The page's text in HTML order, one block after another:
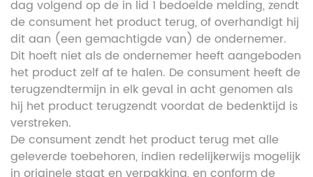
dag volgend op de in lid 1 bedoelde melding, zendt
de consument het product terug, of overhandigt hij
dit aan (een gemachtigde van) de ondernemer.
Dit hoeft niet als de ondernemer heeft aangeboden
het product zelf af te halen. De consument heeft de
terugzendtermijn in elk geval in acht genomen als
hij het product terugzendt voordat de bedenktijd is
verstreken.
De consument zendt het product terug met alle
geleverde toebehoren, indien redelijkerwijs mogelijk
in originele staat en verpakking, en conform de